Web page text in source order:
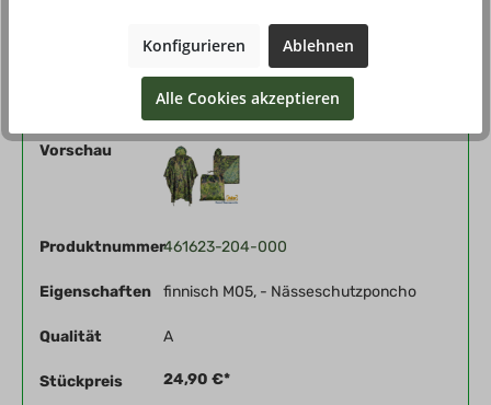
Filter
Vorschau
Produktnummer461623-204-000
Eigenschaften finnisch M05, - Nässeschutzponcho
Qualität A
Stückpreis 24,90 €*
Konfigurieren Ablehnen
Alle Cookies akzeptieren